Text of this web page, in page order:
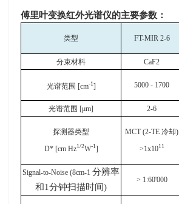
傅里叶变换红外光谱仪的主要参数：
类型 FT-MIR 2-6
分束材料
CaF2
光谱范围 [cm-1] 5000 - 1700
光谱范围 [μm]
2-6
探测器类型
D* [cm Hz1/2W-1]
MCT (2-TE冷却)
>1x1011
Signal-to-Noise (8cm-1分辨率
和1分钟扫描时间)
> 1:60'000